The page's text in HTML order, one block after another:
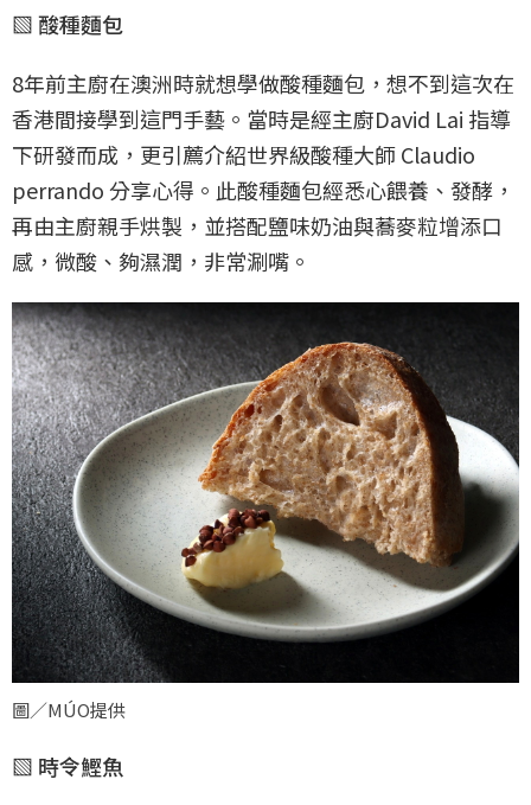
▧ 酸種麵包
8年前主廚在澳洲時就想學做酸種麵包，想不到這次在
香港間接學到這門手藝。當時是經主廚David Lai 指導
下研發而成，更引薦介紹世界級酸種大師 Claudio
perrando 分享心得。此酸種麵包經悉心餵養、發酵，
再由主廚親手烘製，並搭配鹽味奶油與蕎麥粒增添口
感，微酸、夠濕潤，非常涮嘴。
圖／MÚO提供
▧ 時令鰹魚